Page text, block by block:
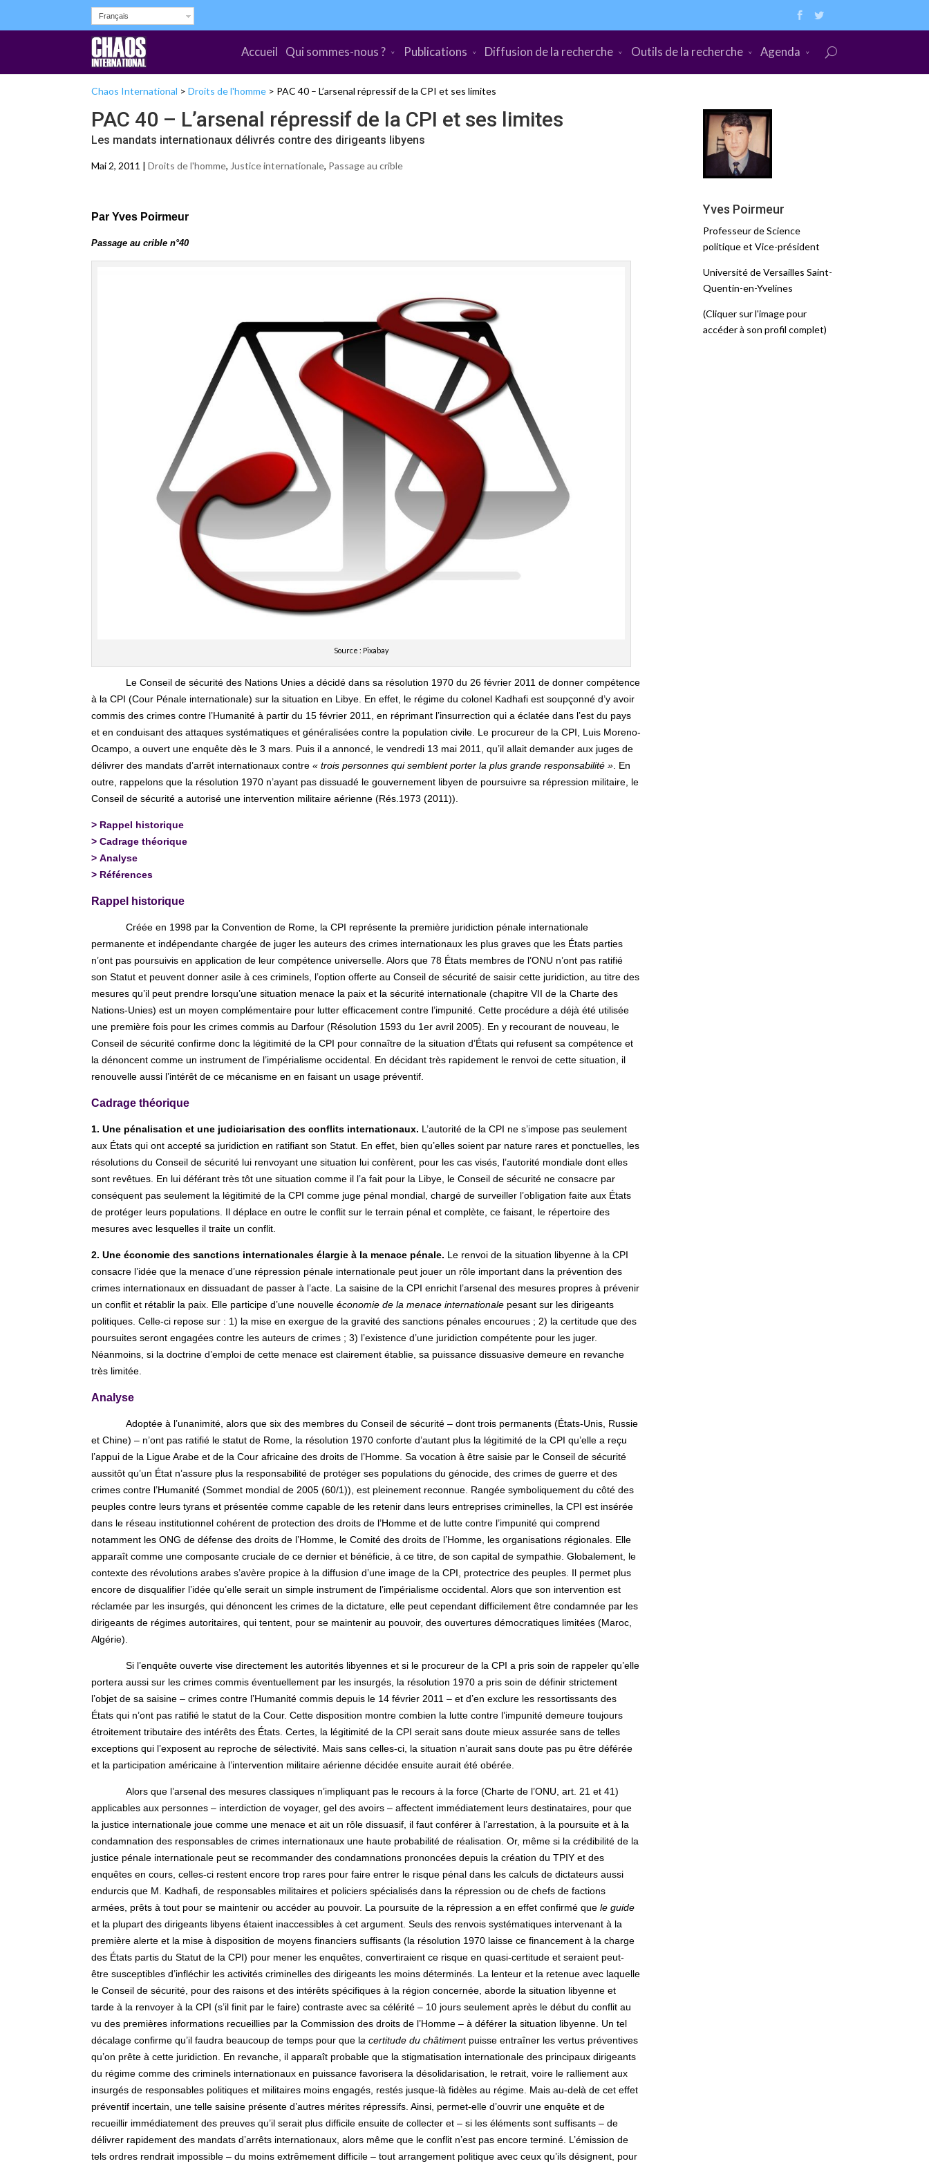
Français
Accueil Qui sommes-nous ? Publications Diffusion de la recherche Outils de la recherche Agenda
Chaos International > Droits de l'homme > PAC 40 – L’arsenal répressif de la CPI et ses limites
PAC 40 – L’arsenal répressif de la CPI et ses limites
Les mandats internationaux délivrés contre des dirigeants libyens
Mai 2, 2011 | Droits de l'homme, Justice internationale, Passage au crible
Par Yves Poirmeur
Passage au crible n°40
Source : Pixabay
Le Conseil de sécurité des Nations Unies a décidé dans sa résolution 1970 du 26 février 2011 de donner compétence
à la CPI (Cour Pénale internationale) sur la situation en Libye. En effet, le régime du colonel Kadhafi est soupçonné d’y avoir
commis des crimes contre l’Humanité à partir du 15 février 2011, en réprimant l’insurrection qui a éclatée dans l’est du pays
et en conduisant des attaques systématiques et généralisées contre la population civile. Le procureur de la CPI, Luis Moreno-
Ocampo, a ouvert une enquête dès le 3 mars. Puis il a annoncé, le vendredi 13 mai 2011, qu’il allait demander aux juges de
délivrer des mandats d’arrêt internationaux contre « trois personnes qui semblent porter la plus grande responsabilité » . En
outre, rappelons que la résolution 1970 n’ayant pas dissuadé le gouvernement libyen de poursuivre sa répression militaire, le
Conseil de sécurité a autorisé une intervention militaire aérienne (Rés.1973 (2011)).
> Rappel historique
> Cadrage théorique
> Analyse
> Références
Rappel historique
Créée en 1998 par la Convention de Rome, la CPI représente la première juridiction pénale internationale
permanente et indépendante chargée de juger les auteurs des crimes internationaux les plus graves que les États parties
n’ont pas poursuivis en application de leur compétence universelle. Alors que 78 États membres de l’ONU n’ont pas ratifié
son Statut et peuvent donner asile à ces criminels, l’option offerte au Conseil de sécurité de saisir cette juridiction, au titre des
mesures qu’il peut prendre lorsqu’une situation menace la paix et la sécurité internationale (chapitre VII de la Charte des
Nations-Unies) est un moyen complémentaire pour lutter efficacement contre l’impunité. Cette procédure a déjà été utilisée
une première fois pour les crimes commis au Darfour (Résolution 1593 du 1er avril 2005). En y recourant de nouveau, le
Conseil de sécurité confirme donc la légitimité de la CPI pour connaître de la situation d’États qui refusent sa compétence et
la dénoncent comme un instrument de l’impérialisme occidental. En décidant très rapidement le renvoi de cette situation, il
renouvelle aussi l’intérêt de ce mécanisme en en faisant un usage préventif.
Cadrage théorique
1. Une pénalisation et une judiciarisation des conflits internationaux. L’autorité de la CPI ne s’impose pas seulement
aux États qui ont accepté sa juridiction en ratifiant son Statut. En effet, bien qu’elles soient par nature rares et ponctuelles, les
résolutions du Conseil de sécurité lui renvoyant une situation lui confèrent, pour les cas visés, l’autorité mondiale dont elles
sont revêtues. En lui déférant très tôt une situation comme il l’a fait pour la Libye, le Conseil de sécurité ne consacre par
conséquent pas seulement la légitimité de la CPI comme juge pénal mondial, chargé de surveiller l’obligation faite aux États
de protéger leurs populations. Il déplace en outre le conflit sur le terrain pénal et complète, ce faisant, le répertoire des
mesures avec lesquelles il traite un conflit.
2. Une économie des sanctions internationales élargie à la menace pénale. Le renvoi de la situation libyenne à la CPI
consacre l’idée que la menace d’une répression pénale internationale peut jouer un rôle important dans la prévention des
crimes internationaux en dissuadant de passer à l’acte. La saisine de la CPI enrichit l’arsenal des mesures propres à prévenir
un conflit et rétablir la paix. Elle participe d’une nouvelle économie de la menace internationale pesant sur les dirigeants
politiques. Celle-ci repose sur : 1) la mise en exergue de la gravité des sanctions pénales encourues ; 2) la certitude que des
poursuites seront engagées contre les auteurs de crimes ; 3) l’existence d’une juridiction compétente pour les juger.
Néanmoins, si la doctrine d’emploi de cette menace est clairement établie, sa puissance dissuasive demeure en revanche
très limitée.
Analyse
Adoptée à l’unanimité, alors que six des membres du Conseil de sécurité – dont trois permanents (États-Unis, Russie
et Chine) – n’ont pas ratifié le statut de Rome, la résolution 1970 conforte d’autant plus la légitimité de la CPI qu’elle a reçu
l’appui de la Ligue Arabe et de la Cour africaine des droits de l’Homme. Sa vocation à être saisie par le Conseil de sécurité
aussitôt qu’un État n’assure plus la responsabilité de protéger ses populations du génocide, des crimes de guerre et des
crimes contre l’Humanité (Sommet mondial de 2005 (60/1)), est pleinement reconnue. Rangée symboliquement du côté des
peuples contre leurs tyrans et présentée comme capable de les retenir dans leurs entreprises criminelles, la CPI est insérée
dans le réseau institutionnel cohérent de protection des droits de l’Homme et de lutte contre l’impunité qui comprend
notamment les ONG de défense des droits de l’Homme, le Comité des droits de l’Homme, les organisations régionales. Elle
apparaît comme une composante cruciale de ce dernier et bénéficie, à ce titre, de son capital de sympathie. Globalement, le
contexte des révolutions arabes s’avère propice à la diffusion d’une image de la CPI, protectrice des peuples. Il permet plus
encore de disqualifier l’idée qu’elle serait un simple instrument de l’impérialisme occidental. Alors que son intervention est
réclamée par les insurgés, qui dénoncent les crimes de la dictature, elle peut cependant difficilement être condamnée par les
dirigeants de régimes autoritaires, qui tentent, pour se maintenir au pouvoir, des ouvertures démocratiques limitées (Maroc,
Algérie).
Si l’enquête ouverte vise directement les autorités libyennes et si le procureur de la CPI a pris soin de rappeler qu’elle
portera aussi sur les crimes commis éventuellement par les insurgés, la résolution 1970 a pris soin de définir strictement
l’objet de sa saisine – crimes contre l’Humanité commis depuis le 14 février 2011 – et d’en exclure les ressortissants des
États qui n’ont pas ratifié le statut de la Cour. Cette disposition montre combien la lutte contre l’impunité demeure toujours
étroitement tributaire des intérêts des États. Certes, la légitimité de la CPI serait sans doute mieux assurée sans de telles
exceptions qui l’exposent au reproche de sélectivité. Mais sans celles-ci, la situation n’aurait sans doute pas pu être déférée
et la participation américaine à l’intervention militaire aérienne décidée ensuite aurait été obérée.
Alors que l’arsenal des mesures classiques n’impliquant pas le recours à la force (Charte de l’ONU, art. 21 et 41)
applicables aux personnes – interdiction de voyager, gel des avoirs – affectent immédiatement leurs destinataires, pour que
la justice internationale joue comme une menace et ait un rôle dissuasif, il faut conférer à l’arrestation, à la poursuite et à la
condamnation des responsables de crimes internationaux une haute probabilité de réalisation. Or, même si la crédibilité de la
justice pénale internationale peut se recommander des condamnations prononcées depuis la création du TPIY et des
enquêtes en cours, celles-ci restent encore trop rares pour faire entrer le risque pénal dans les calculs de dictateurs aussi
endurcis que M. Kadhafi, de responsables militaires et policiers spécialisés dans la répression ou de chefs de factions
armées, prêts à tout pour se maintenir ou accéder au pouvoir. La poursuite de la répression a en effet confirmé que le guide
et la plupart des dirigeants libyens étaient inaccessibles à cet argument. Seuls des renvois systématiques intervenant à la
première alerte et la mise à disposition de moyens financiers suffisants (la résolution 1970 laisse ce financement à la charge
des États partis du Statut de la CPI) pour mener les enquêtes, convertiraient ce risque en quasi-certitude et seraient peut-
être susceptibles d’infléchir les activités criminelles des dirigeants les moins déterminés. La lenteur et la retenue avec laquelle
le Conseil de sécurité, pour des raisons et des intérêts spécifiques à la région concernée, aborde la situation libyenne et
tarde à la renvoyer à la CPI (s’il finit par le faire) contraste avec sa célérité – 10 jours seulement après le début du conflit au
vu des premières informations recueillies par la Commission des droits de l’Homme – à déférer la situation libyenne. Un tel
décalage confirme qu’il faudra beaucoup de temps pour que la certitude du châtiment puisse entraîner les vertus préventives
qu’on prête à cette juridiction. En revanche, il apparaît probable que la stigmatisation internationale des principaux dirigeants
du régime comme des criminels internationaux en puissance favorisera la désolidarisation, le retrait, voire le ralliement aux
insurgés de responsables politiques et militaires moins engagés, restés jusque-là fidèles au régime. Mais au-delà de cet effet
préventif incertain, une telle saisine présente d’autres mérites répressifs. Ainsi, permet-elle d’ouvrir une enquête et de
recueillir immédiatement des preuves qu’il serait plus difficile ensuite de collecter et – si les éléments sont suffisants – de
délivrer rapidement des mandats d’arrêts internationaux, alors même que le conflit n’est pas encore terminé. L’émission de
tels ordres rendrait impossible – du moins extrêmement difficile – tout arrangement politique avec ceux qu’ils désignent, pour
Yves Poirmeur
Professeur de Science
politique et Vice-président
Université de Versailles Saint-
Quentin-en-Yvelines
(Cliquer sur l'image pour
accéder à son profil complet)